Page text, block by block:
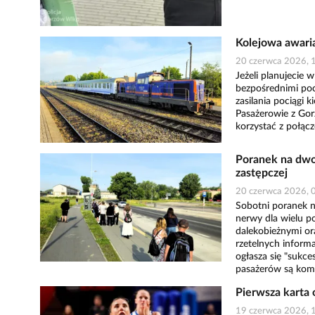
Kolejowa
20 czerwca 2026,
Jeżeli planujecie
bezpośrednimi
zasilania pociągi
Pasażerowie z
korzystać z
Poranek na
zastępczej
20 czerwca 2026,
Sobotni poranek
nerwy dla wielu
dalekobieżnymi
rzetelnych
ogłasza się
pasażerów są
Pierwsza karta
19 czerwca 2026,